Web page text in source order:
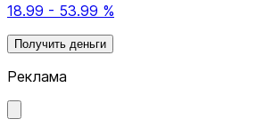
18.99 - 53.99 %
Получить деньги
Реклама